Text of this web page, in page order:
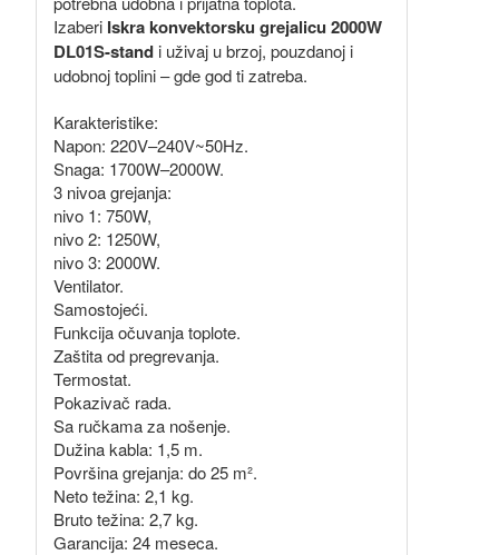
Izaberi Iskra konvektorsku grejalicu 2000W
DL01S-stand i uživaj u brzoj, pouzdanoj i
udobnoj toplini – gde god ti zatreba.
Karakteristike:
Napon: 220V–240V~50Hz.
Snaga: 1700W–2000W.
3 nivoa grejanja:
nivo 1: 750W,
nivo 2: 1250W,
nivo 3: 2000W.
Ventilator.
Samostojeći.
Funkcija očuvanja toplote.
Zaštita od pregrevanja.
Termostat.
Pokazivač rada.
Sa ručkama za nošenje.
Dužina kabla: 1,5 m.
Površina grejanja: do 25 m².
Neto težina: 2,1 kg.
Bruto težina: 2,7 kg.
Garancija: 24 meseca.